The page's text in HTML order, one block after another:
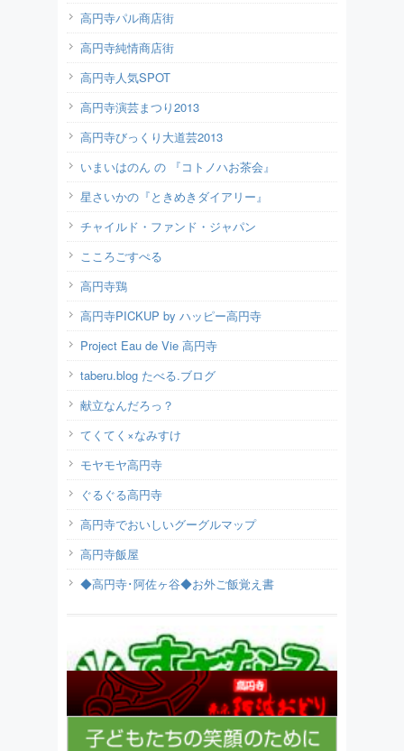
高円寺パル商店街
高円寺純情商店街
高円寺人気SPOT
高円寺演芸まつり2013
高円寺びっくり大道芸2013
いまいはのん の 『コトノハお茶会』
星さいかの『ときめきダイアリー』
チャイルド・ファンド・ジャパン
こころごすぺる
高円寺鶏
高円寺PICKUP by ハッピー高円寺
Project Eau de Vie 高円寺
taberu.blog たべる.ブログ
献立なんだろっ？
てくてく×なみすけ
モヤモヤ高円寺
ぐるぐる高円寺
高円寺でおいしいグーグルマップ
高円寺飯屋
◆高円寺･阿佐ヶ谷◆お外ご飯覚え書